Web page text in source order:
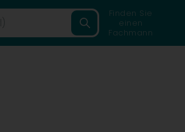
Finden Sie
einen
Fachmann